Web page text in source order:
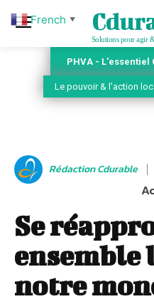
Solutions pour agir
PHVA - L'essentiel
Le pouvoir & l'action
Rédaction Cdurable
Se
ensemble
notre
French ▼